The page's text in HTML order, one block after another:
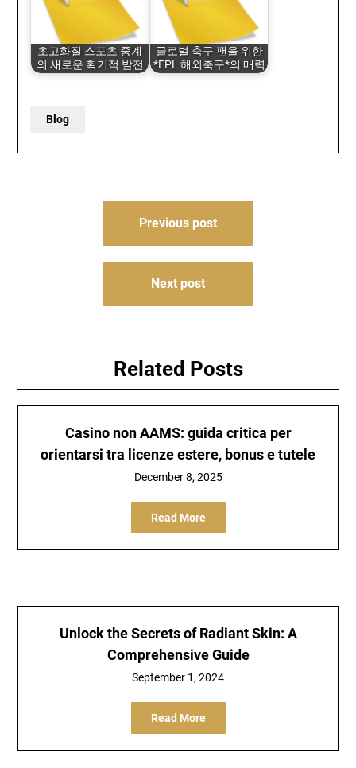
초고화질 스포츠 중계
의 새로운 획기적 발전
글로벌 축구 팬을 위한
*EPL 해외축구*의 매력
Blog
Previous post
Next post
Related Posts
Casino non AAMS: guida critica per
orientarsi tra licenze estere, bonus e tutele
December 8, 2025
Read More
Unlock the Secrets of Radiant Skin: A
Comprehensive Guide
September 1, 2024
Read More